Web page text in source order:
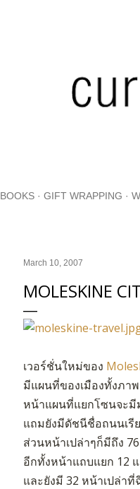
BOOKS GIFT WRAPPING
March 10, 2007
MOLESKINE
เวอร์ชั่นใหม่ของ
มีแผนที่ของเมืองทั้งภา
หน้าแผนที่แยกโซนจะมีม
แถมยังมีดัชนีชื่อถนนเรี
ส่วนหน้าเปล่าๆก็มีถึง
อีกทั้งหน้าแถบแยก 12
และยังมี 32 หน้าเปล่า